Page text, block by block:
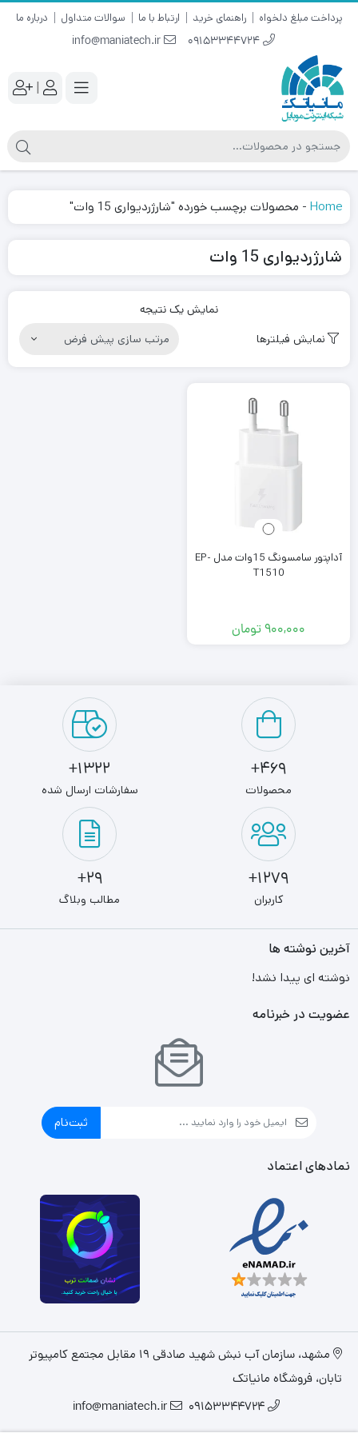
پرداخت مبلغ دلخواه راهنمای خرید ارتباط با ما سوالات متداول درباره ما
09153344724
info@maniatech.ir
|
Home
- محصولات برچسب خورده "شارژردیواری 15 وات"
شارژردیواری 15 وات
نمایش یک نتیجه
نمایش فیلترها
آداپتور سامسونگ 15وات مدل EP-
T1510
۹۰۰,۰۰۰تومان
469+
محصولات
1322+
سفارشات ارسال شده
1279+
کاربران
29+
مطالب وبلاگ
آخرین نوشته ها
نوشته ای پیدا نشد!
عضویت در خبرنامه
ثبت‌نام
نمادهای اعتماد
مشهد، سازمان آب نبش شهید صادقی 19 مقابل مجتمع کامپیوتر
تابان، فروشگاه مانیاتک
09153344724
info@maniatech.ir